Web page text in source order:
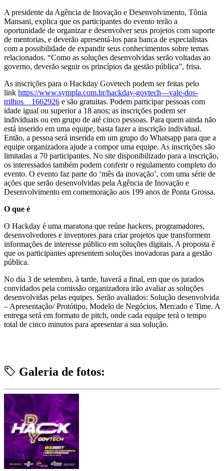
A presidente da Agência de Inovação e Desenvolvimento, Tônia
Mansani, explica que os participantes do evento terão a
oportunidade de organizar e desenvolver seus projetos com suporte
de mentorias, e deverão apresentá-los para banca de especialistas
com a possibilidade de expandir seus conhecimentos sobre temas
relacionados. “Como as soluções desenvolvidas serão voltadas ao
governo, deverão seguir os princípios da gestão pública”, frisa.
As inscrições para o Hackday Govetech podem ser feitas pelo
link https://www.sympla.com.br/hackday-govtech—vale-dos-
trilhos__1662926 e são gratuitas. Podem participar pessoas com
idade igual ou superior a 18 anos; as inscrições podem ser
individuais ou em grupo de até cinco pessoas. Para quem ainda não
está inserido em uma equipe, basta fazer a inscrição individual.
Então, a pessoa será inserida em um grupo do Whatsapp para que a
equipe organizadora ajude a compor uma equipe. As inscrições são
limitadas a 70 participantes. No site disponibilizado para a inscrição,
os interessados também podem conferir o regulamento completo do
evento. O evento faz parte do ‘mês da inovação’, com uma série de
ações que serão desenvolvidas pela Agência de Inovação e
Desenvolvimento em comemoração aos 199 anos de Ponta Grossa.
O que é
O Hackday é uma maratona que reúne hackers, programadores,
desenvolvedores e inventores para criar projetos que transformem
informações de interesse público em soluções digitais. A proposta é
que os participantes apresentem soluções inovadoras para a gestão
pública.
No dia 3 de setembro, à tarde, haverá a final, em que os jurados
convidados pela comissão organizadora irão avaliar as soluções
desenvolvidas pelas equipes. Serão avaliados: Solução desenvolvida
– Apresentação/ Protótipo, Modelo de Negócios, Mercado e Time. A
entrega será em formato de pitch, onde cada equipe terá o tempo
total de cinco minutos para apresentar a sua solução.
Galeria de fotos: